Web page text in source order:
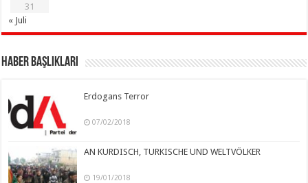
31
« Juli
Haber Başlıkları
Erdogans Terror
07/02/2018
AN KURDISCH, TURKISCHE UND WELTVÖLKER
19/01/2018